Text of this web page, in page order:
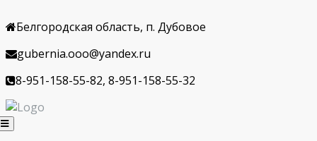
Белгородская область, п. Дубовое
gubernia.ooo@yandex.ru
8-951-158-55-82, 8-951-158-55-32